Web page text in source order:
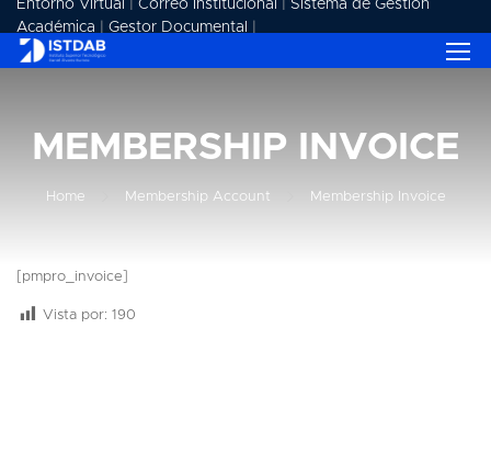
Entorno Virtual Correo Institucional
Sistema de Gestión
Académica
Gestor Documental
MEMBERSHIP INVOICE
Home Membership Account Membership Invoice
[pmpro_invoice]
Vista por: 190